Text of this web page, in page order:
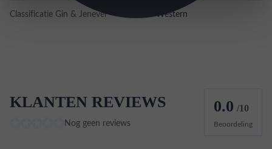
Classificatie Gin & Jenever New Western
KLANTEN REVIEWS
Nog geen reviews
0.0 /10
Beoordeling